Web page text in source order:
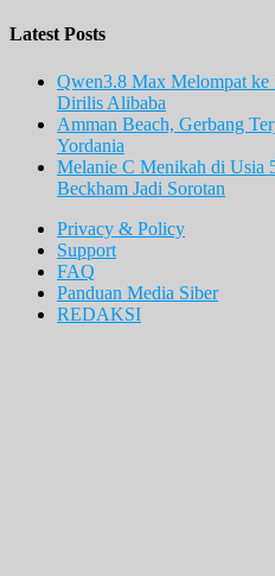
Latest Posts
Qwen3.8 Max Melompat
Dirilis Alibaba
Amman Beach, Gerbang
Yordania
Melanie C Menikah di Usia
Beckham Jadi Sorotan
Privacy & Policy
Support
FAQ
Panduan Media Siber
REDAKSI